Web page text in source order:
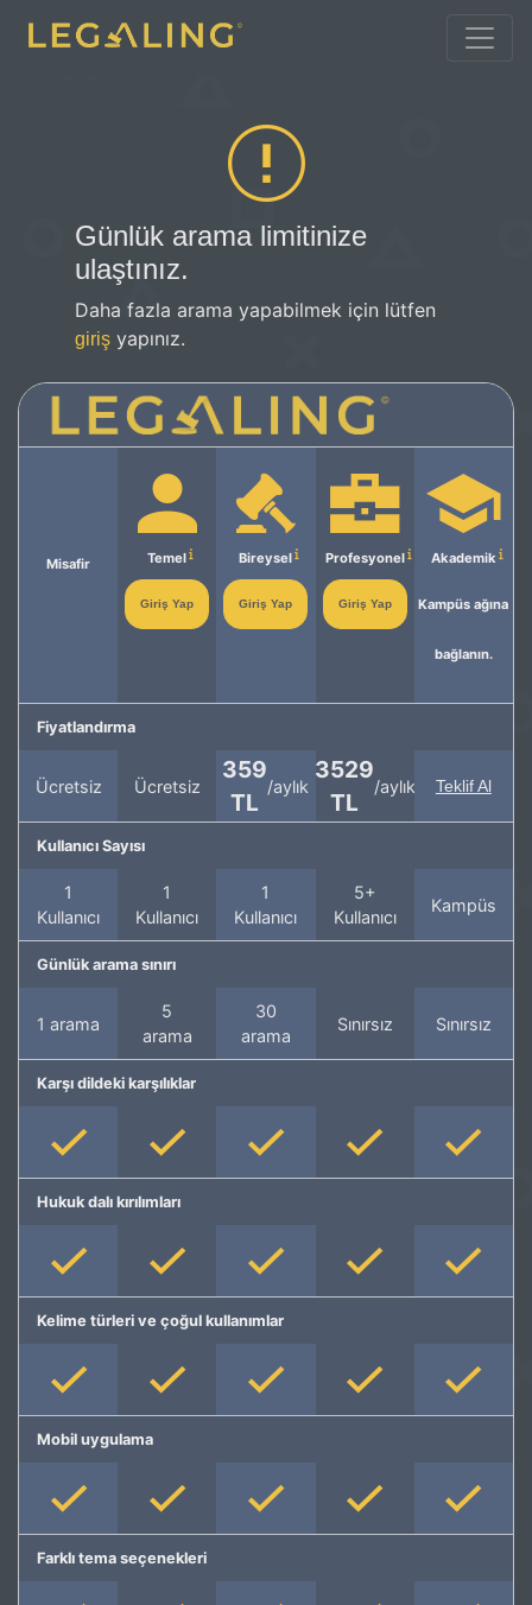
Günlük arama limitinize
ulaştınız.
Daha fazla arama yapabilmek için lütfen
giriş yapınız.
Misafir Temel
Giriş Yap
Bireysel
Giriş Yap
Profesyonel
Giriş Yap
Akademik
Kampüs ağına
bağlanın.
Fiyatlandırma
Ücretsiz Ücretsiz
359
TL
/aylık
3529
TL
/aylık Teklif Al
Kullanıcı Sayısı
1
Kullanıcı
1
Kullanıcı
1
Kullanıcı
5+
Kullanıcı
Kampüs
Günlük arama sınırı
1 arama
5
arama
30
arama
Sınırsız Sınırsız
Karşı dildeki karşılıklar
Hukuk dalı kırılımları
Kelime türleri ve çoğul kullanımlar
Mobil uygulama
Farklı tema seçenekleri